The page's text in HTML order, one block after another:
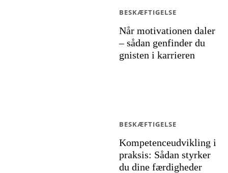
Når motivationen daler
– sådan genfinder du
gnisten i karrieren
BESKÆFTIGELSE
Kompetenceudvikling i
praksis: Sådan styrker
du dine færdigheder
BESKÆFTIGELSE